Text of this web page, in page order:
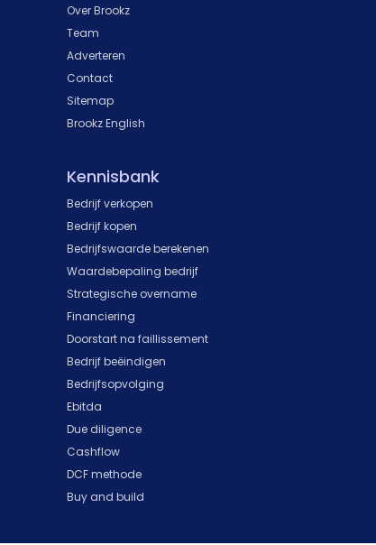
Over Brookz
Team
Adverteren
Contact
Sitemap
Brookz English
Kennisbank
Bedrijf verkopen
Bedrijf kopen
Bedrijfswaarde berekenen
Waardebepaling bedrijf
Strategische overname
Financiering
Doorstart na faillissement
Bedrijf beëindigen
Bedrijfsopvolging
Ebitda
Due diligence
Cashflow
DCF methode
Buy and build